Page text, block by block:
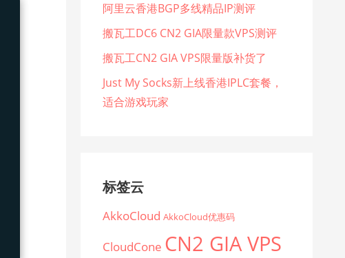
阿里云香港BGP多线精品IP测评
搬瓦工DC6 CN2 GIA限量款VPS测评
搬瓦工CN2 GIA VPS限量版补货了
Just My Socks新上线香港IPLC套餐，
适合游戏玩家
标签云
AkkoCloud AkkoCloud优惠码
CloudCone CN2 GIA VPS